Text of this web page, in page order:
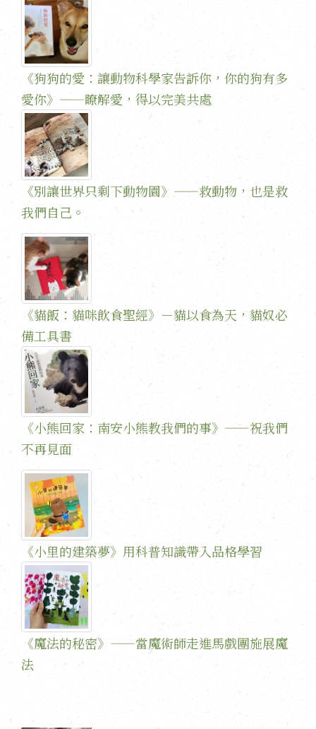
《狗狗的愛：讓動物科學家告訴你，你的狗有多
愛你》——瞭解愛，得以完美共處
《別讓世界只剩下動物園》——救動物，也是救
我們自己。
《貓飯：貓咪飲食聖經》－貓以食為天，貓奴必
備工具書
《小熊回家：南安小熊教我們的事》——祝我們
不再見面
《小里的建築夢》用科普知識帶入品格學習
《魔法的秘密》——當魔術師走進馬戲團施展魔
法